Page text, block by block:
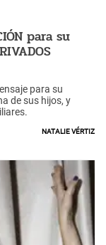
para su
para su
de sus hijos, y
Natalie Vértiz